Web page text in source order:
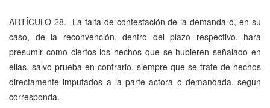
ARTÍCULO 28.- La falta de contestación de la demanda o, en su
caso, de la reconvención, dentro del plazo respectivo, hará
presumir como ciertos los hechos que se hubieren señalado en
ellas, salvo prueba en contrario, siempre que se trate de hechos
directamente imputados a la parte actora o demandada, según
corresponda.